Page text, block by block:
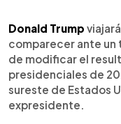
► Escuchar
Donald Trump
comparecer ante un
de modificar el
presidenciales de
sureste de Estados
expresidente.